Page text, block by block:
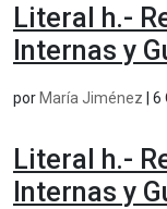
Literal h.-
Internas y
por María Jiménez 6
Literal h.-
Internas y